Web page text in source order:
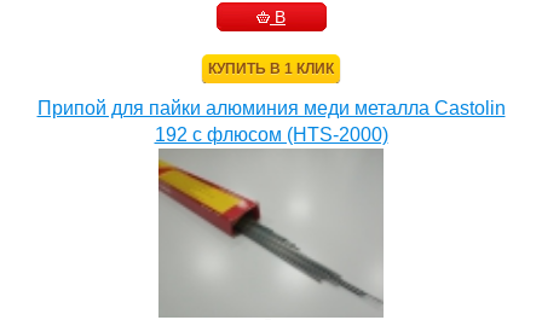
В
КУПИТЬ В 1 КЛИК
Припой для пайки алюминия меди металла Castolin
192 с флюсом (HTS-2000)